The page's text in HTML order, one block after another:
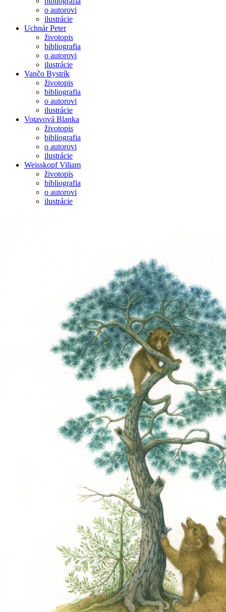
o autorovi
ilustrácie
Uchnár Peter
životopis
bibliografia
o autorovi
ilustrácie
Vančo Bystrík
životopis
bibliografia
o autorovi
ilustrácie
Votavová Blanka
životopis
bibliografia
o autorovi
ilustrácie
Weisskopf Viliam
životopis
bibliografia
o autorovi
ilustrácie